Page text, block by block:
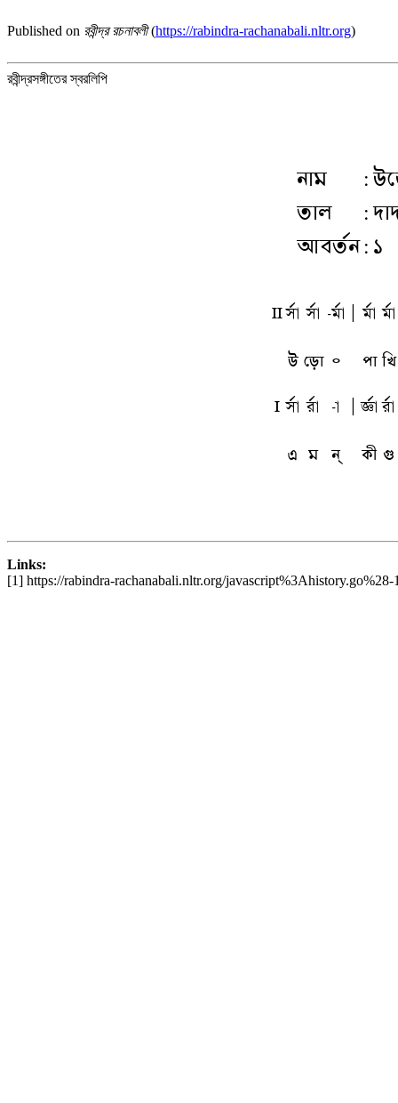
Published on রবীন্দ্র রচনাবলী(https://rabindra-rachanabali.nltr.org)
রবীন্দ্রসঙ্গীতের স্বরলিপি
নাম :
তাল
:
আবর্তন: ১
ll sfa sfa -mfa mfa mfa
উ ড়ো ৹ পা খি
l sfa rfa -a tfa rfa
এ ম ন্ কী গু
Links:
[1] https://rabindra-rachanabali.nltr.org/